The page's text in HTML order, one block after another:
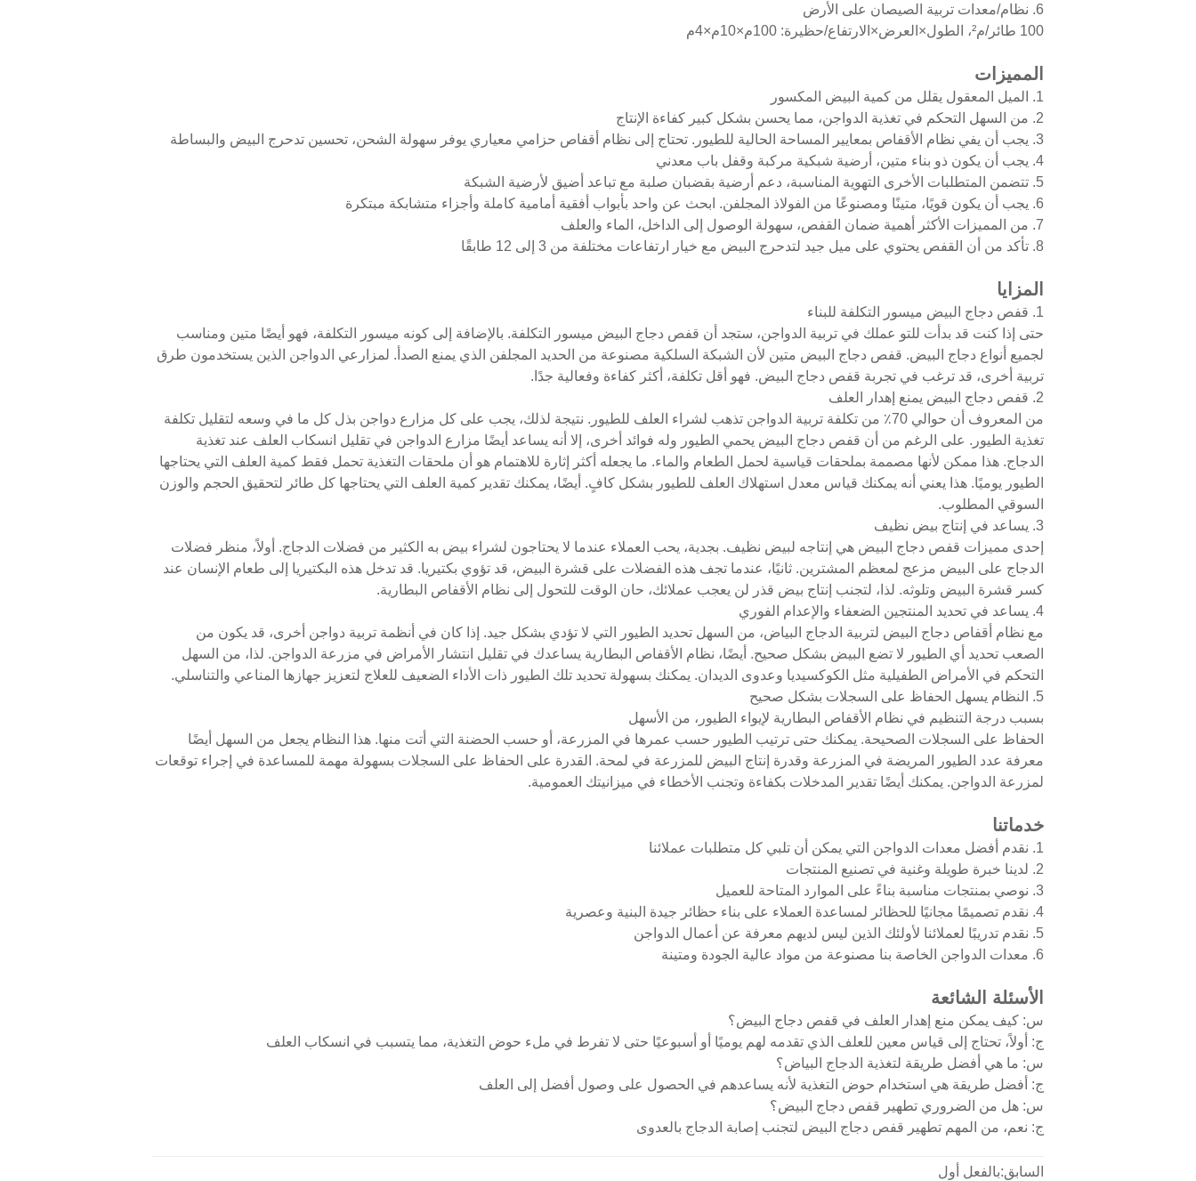
6. نظام/معدات تربية الصيصان على الأرض
100 طائر/م²، الطول×العرض×الارتفاع/حظيرة: 100م×10م×4م
المميزات
1. الميل المعقول يقلل من كمية البيض المكسور
2. من السهل التحكم في تغذية الدواجن، مما يحسن بشكل كبير كفاءة الإنتاج
3. يجب أن يفي نظام الأقفاص بمعايير المساحة الحالية للطيور. تحتاج إلى نظام أقفاص حزامي معياري يوفر سهولة الشحن، تحسين تدحرج البيض والبساطة
4. يجب أن يكون ذو بناء متين، أرضية شبكية مركبة وقفل باب معدني
5. تتضمن المتطلبات الأخرى التهوية المناسبة، دعم أرضية بقضبان صلبة مع تباعد أضيق لأرضية الشبكة
6. يجب أن يكون قويًا، متينًا ومصنوعًا من الفولاذ المجلفن. ابحث عن واحد بأبواب أفقية أمامية كاملة وأجزاء متشابكة مبتكرة
7. من المميزات الأكثر أهمية ضمان القفص، سهولة الوصول إلى الداخل، الماء والعلف
8. تأكد من أن القفص يحتوي على ميل جيد لتدحرج البيض مع خيار ارتفاعات مختلفة من 3 إلى 12 طابقًا
المزايا
1. قفص دجاج البيض ميسور التكلفة للبناء
حتى إذا كنت قد بدأت للتو عملك في تربية الدواجن، ستجد أن قفص دجاج البيض ميسور التكلفة. بالإضافة إلى كونه ميسور التكلفة، فهو أيضًا متين ومناسب
لجميع أنواع دجاج البيض. قفص دجاج البيض متين لأن الشبكة السلكية مصنوعة من الحديد المجلفن الذي يمنع الصدأ. لمزارعي الدواجن الذين يستخدمون طرق
تربية أخرى، قد ترغب في تجربة قفص دجاج البيض. فهو أقل تكلفة، أكثر كفاءة وفعالية جدًا.
2. قفص دجاج البيض يمنع إهدار العلف
من المعروف أن حوالي 70٪ من تكلفة تربية الدواجن تذهب لشراء العلف للطيور. نتيجة لذلك، يجب على كل مزارع دواجن بذل كل ما في وسعه لتقليل تكلفة
تغذية الطيور. على الرغم من أن قفص دجاج البيض يحمي الطيور وله فوائد أخرى، إلا أنه يساعد أيضًا مزارع الدواجن في تقليل انسكاب العلف عند تغذية
الدجاج. هذا ممكن لأنها مصممة بملحقات قياسية لحمل الطعام والماء. ما يجعله أكثر إثارة للاهتمام هو أن ملحقات التغذية تحمل فقط كمية العلف التي يحتاجها
الطيور يوميًا. هذا يعني أنه يمكنك قياس معدل استهلاك العلف للطيور بشكل كافٍ. أيضًا، يمكنك تقدير كمية العلف التي يحتاجها كل طائر لتحقيق الحجم والوزن
السوقي المطلوب.
3. يساعد في إنتاج بيض نظيف
إحدى مميزات قفص دجاج البيض هي إنتاجه لبيض نظيف. بجدية، يحب العملاء عندما لا يحتاجون لشراء بيض به الكثير من فضلات الدجاج. أولاً، منظر فضلات
الدجاج على البيض مزعج لمعظم المشترين. ثانيًا، عندما تجف هذه الفضلات على قشرة البيض، قد تؤوي بكتيريا. قد تدخل هذه البكتيريا إلى طعام الإنسان عند
كسر قشرة البيض وتلوثه. لذا، لتجنب إنتاج بيض قذر لن يعجب عملائك، حان الوقت للتحول إلى نظام الأقفاص البطارية.
4. يساعد في تحديد المنتجين الضعفاء والإعدام الفوري
مع نظام أقفاص دجاج البيض لتربية الدجاج البياض، من السهل تحديد الطيور التي لا تؤدي بشكل جيد. إذا كان في أنظمة تربية دواجن أخرى، قد يكون من
الصعب تحديد أي الطيور لا تضع البيض بشكل صحيح. أيضًا، نظام الأقفاص البطارية يساعدك في تقليل انتشار الأمراض في مزرعة الدواجن. لذا، من السهل
التحكم في الأمراض الطفيلية مثل الكوكسيديا وعدوى الديدان. يمكنك بسهولة تحديد تلك الطيور ذات الأداء الضعيف للعلاج لتعزيز جهازها المناعي والتناسلي.
5. النظام يسهل الحفاظ على السجلات بشكل صحيح
بسبب درجة التنظيم في نظام الأقفاص البطارية لإيواء الطيور، من الأسهل
الحفاظ على السجلات الصحيحة. يمكنك حتى ترتيب الطيور حسب عمرها في المزرعة، أو حسب الحضنة التي أتت منها. هذا النظام يجعل من السهل أيضًا
معرفة عدد الطيور المريضة في المزرعة وقدرة إنتاج البيض للمزرعة في لمحة. القدرة على الحفاظ على السجلات بسهولة مهمة للمساعدة في إجراء توقعات
لمزرعة الدواجن. يمكنك أيضًا تقدير المدخلات بكفاءة وتجنب الأخطاء في ميزانيتك العمومية.
خدماتنا
1. نقدم أفضل معدات الدواجن التي يمكن أن تلبي كل متطلبات عملائنا
2. لدينا خبرة طويلة وغنية في تصنيع المنتجات
3. نوصي بمنتجات مناسبة بناءً على الموارد المتاحة للعميل
4. نقدم تصميمًا مجانيًا للحظائر لمساعدة العملاء على بناء حظائر جيدة البنية وعصرية
5. نقدم تدريبًا لعملائنا لأولئك الذين ليس لديهم معرفة عن أعمال الدواجن
6. معدات الدواجن الخاصة بنا مصنوعة من مواد عالية الجودة ومتينة
الأسئلة الشائعة
س: كيف يمكن منع إهدار العلف في قفص دجاج البيض؟
ج: أولاً، تحتاج إلى قياس معين للعلف الذي تقدمه لهم يوميًا أو أسبوعيًا حتى لا تفرط في ملء حوض التغذية، مما يتسبب في انسكاب العلف
س: ما هي أفضل طريقة لتغذية الدجاج البياض؟
ج: أفضل طريقة هي استخدام حوض التغذية لأنه يساعدهم في الحصول على وصول أفضل إلى العلف
س: هل من الضروري تطهير قفص دجاج البيض؟
ج: نعم، من المهم تطهير قفص دجاج البيض لتجنب إصابة الدجاج بالعدوى
السابق:بالفعل أول